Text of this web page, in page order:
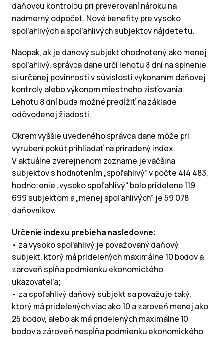
daňovou kontrolou pri preverovaní nároku na
nadmerný odpočet. Nové benefity pre vysoko
spoľahlivých a spoľahlivých subjektov nájdete tu.
Naopak, ak je daňový subjekt ohodnotený ako menej
spoľahlivý, správca dane určí lehotu 8 dní na splnenie
si určenej povinnosti v súvislosti vykonaním daňovej
kontroly alebo výkonom miestneho zisťovania.
Lehotu 8 dní bude možné predĺžiť na základe
odôvodenej žiadosti.
Okrem vyššie uvedeného správca dane môže pri
vyrubení pokút prihliadať na priradený index.
V aktuálne zverejnenom zozname je väčšina
subjektov s hodnotením „spoľahlivý“ v počte 414 483,
hodnotenie „vysoko spoľahlivý“ bolo pridelené 119
699 subjektom a „menej spoľahlivých“ je 59 078
daňovníkov.
Určenie indexu prebieha nasledovne:
• za vysoko spoľahlivý je považovaný daňový
subjekt, ktorý má pridelených maximálne 10 bodov a
zároveň spĺňa podmienku ekonomického
ukazovateľa;
• za spoľahlivý daňový subjekt sa považuje taký,
ktorý má pridelených viac ako 10 a zároveň menej ako
25 bodov, alebo ak má pridelených maximálne 10
bodov a zároveň nespĺňa podmienku ekonomického